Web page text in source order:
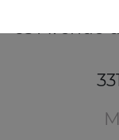
65 Avenue